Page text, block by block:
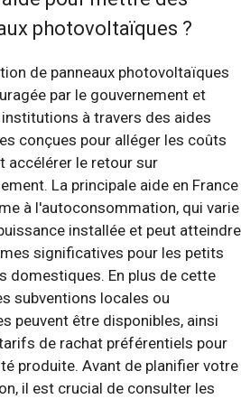
photovoltaïques ?
de panneaux photovoltaïques
par le gouvernement et
à travers des aides
conçues pour alléger les coûts
accélérer le retour sur
La principale aide en France
à l'autoconsommation, qui varie
installée et peut atteindre
significatives pour les petits
domestiques. En plus de cette
subventions locales ou
peuvent être disponibles, ainsi
de rachat préférentiels pour
produite. Avant de planifier votre
il est crucial de consulter les